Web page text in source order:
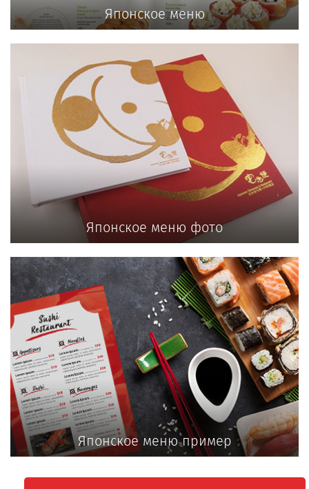
Японское меню
Японское меню фото
Японское меню пример